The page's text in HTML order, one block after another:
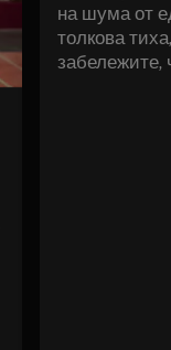
на шума от
толкова
забележите,